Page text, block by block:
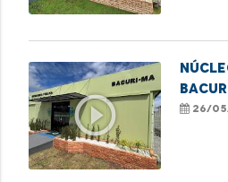
play_circle_outline 26/